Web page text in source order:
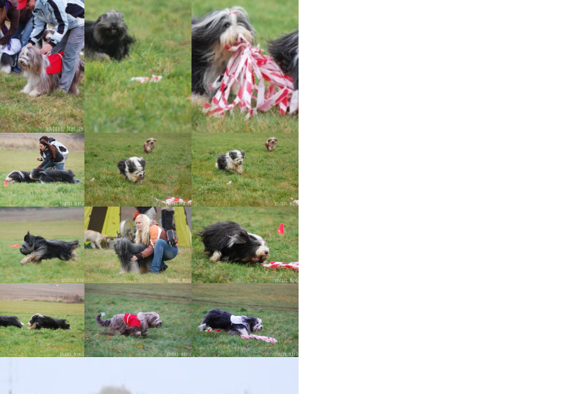
Vrh „L“
Vrh „K“
Vrh „J“
Vrh „I“
Vrh „H“ – externí vrh
Vrh „G“
Vrh „F“
Vrh „E“
Vrh „D“
Vrh „C“
Vrh „B“
Jon Snow
Iowerth
Fercart Cidaris
Štěňátka Štěňátka „P“
štěňátka „O“
štěňátka „N“
štěňátka „M“
štěňátka „L“
štěňátka „K“
štěňátka „J“
štěňátka „I“
štěňátka „H“
štěňátka „G“
štěňátka „F“
Tabulka dědičnosti barev
Bearded collie a DLK
Bearded collie a CEA
Progresivní retinální
atrofie a bearded collie